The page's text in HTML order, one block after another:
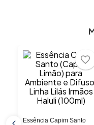
Essência Capim Santo